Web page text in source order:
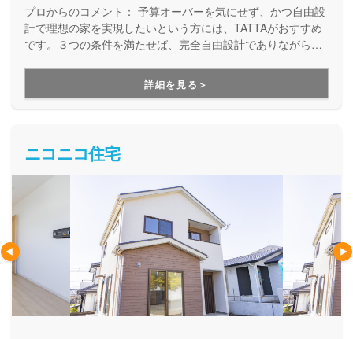
プロからのコメント： 予算オーバーを気にせず、かつ自由設
計で理想の家を実現したいという方には、TATTAがおすすめ
です。３つの条件を満たせば、完全自由設計でありながら価
進めることが出来ます。さらに、TATTAを運営するグッドリ
ビングは、融資サポートも得意としている会社なので、資金
面をイチからご相談できる安心感があります。
詳細を見る＞
ニコニコ住宅